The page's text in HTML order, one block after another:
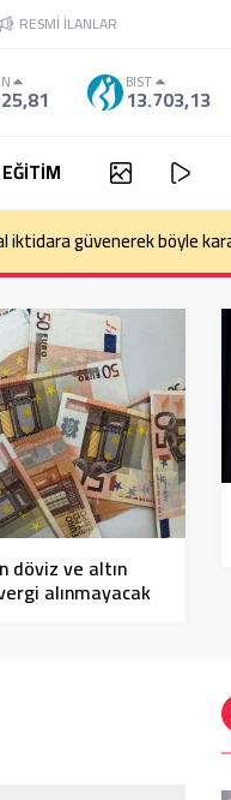
RESMİ İLANLAR
BIST
13.703,13
EĞİTİM
iktidara güvenerek böyle
döviz ve altın
alınmayacak